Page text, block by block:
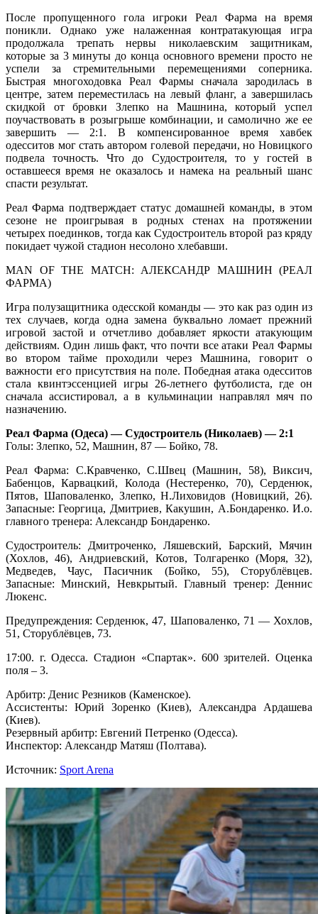
После пропущенного гола игроки Реал Фарма на время
поникли. Однако уже налаженная контратакующая игра
продолжала трепать нервы николаевским защитникам,
которые за 3 минуты до конца основного времени просто не
успели за стремительными перемещениями соперника.
Быстрая многоходовка Реал Фармы сначала зародилась в
центре, затем переместилась на левый фланг, а завершилась
скидкой от бровки Злепко на Машнина, который успел
поучаствовать в розыгрыше комбинации, и самолично же ее
завершить — 2:1. В компенсированное время хавбек
одесситов мог стать автором голевой передачи, но Новицкого
подвела точность. Что до Судостроителя, то у гостей в
оставшееся время не оказалось и намека на реальный шанс
спасти результат.
Реал Фарма подтверждает статус домашней команды, в этом
сезоне не проигрывая в родных стенах на протяжении
четырех поединков, тогда как Судостроитель второй раз кряду
покидает чужой стадион несолоно хлебавши.
MAN OF THE MATCH: АЛЕКСАНДР МАШНИН (РЕАЛ
ФАРМА)
Игра полузащитника одесской команды — это как раз один из
тех случаев, когда одна замена буквально ломает прежний
игровой застой и отчетливо добавляет яркости атакующим
действиям. Один лишь факт, что почти все атаки Реал Фармы
во втором тайме проходили через Машнина, говорит о
важности его присутствия на поле. Победная атака одесситов
стала квинтэссенцией игры 26-летнего футболиста, где он
сначала ассистировал, а в кульминации направлял мяч по
назначению.
Реал Фарма (Одеса) — Судостроитель (Николаев) — 2:1
Голы: Злепко, 52, Машнин, 87 — Бойко, 78.
Реал Фарма: С.Кравченко, С.Швец (Машнин, 58), Виксич,
Бабенцов, Карвацкий, Колода (Нестеренко, 70), Серденюк,
Пятов, Шаповаленко, Злепко, Н.Лиховидов (Новицкий, 26).
Запасные: Георгица, Дмитриев, Какушин, А.Бондаренко. И.о.
главного тренера: Александр Бондаренко.
Судостроитель: Дмитроченко, Ляшевский, Барский, Мячин
(Хохлов, 46), Андриевский, Котов, Толгаренко (Моря, 32),
Медведев, Чаус, Пасичник (Бойко, 55), Сторублёвцев.
Запасные: Минский, Невкрытый. Главный тренер: Деннис
Люкенс.
Предупреждения: Серденюк, 47, Шаповаленко, 71 — Хохлов,
51, Сторублёвцев, 73.
17:00. г. Одесса. Стадион «Спартак». 600 зрителей. Оценка
поля – 3.
Арбитр: Денис Резников (Каменское).
Ассистенты: Юрий Зоренко (Киев), Александра Ардашева
(Киев).
Резервный арбитр: Евгений Петренко (Одесса).
Инспектор: Александр Матяш (Полтава).
Источник: Sport Arena